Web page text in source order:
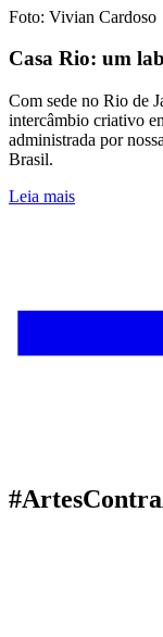
Foto: Vivian Cardoso
Casa Rio: um
Com sede no Rio de
intercâmbio criativo
administrada por
Brasil.
Leia mais